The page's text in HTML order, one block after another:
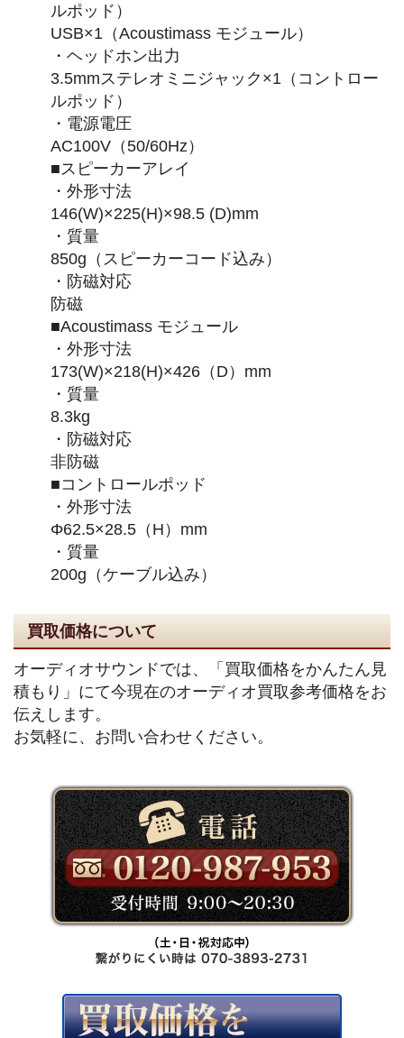
ルポッド）
USB×1（Acoustimass モジュール）
・ヘッドホン出力
3.5mmステレオミニジャック×1（コントロー
ルポッド）
・電源電圧
AC100V（50/60Hz）
■スピーカーアレイ
・外形寸法
146(W)×225(H)×98.5 (D)mm
・質量
850g（スピーカーコード込み）
・防磁対応
防磁
■Acoustimass モジュール
・外形寸法
173(W)×218(H)×426（D）mm
・質量
8.3kg
・防磁対応
非防磁
■コントロールポッド
・外形寸法
Φ62.5×28.5（H）mm
・質量
200g（ケーブル込み）
買取価格について
オーディオサウンドでは、「買取価格をかんたん見
積もり」にて今現在のオーディオ買取参考価格をお
伝えします。
お気軽に、お問い合わせください。